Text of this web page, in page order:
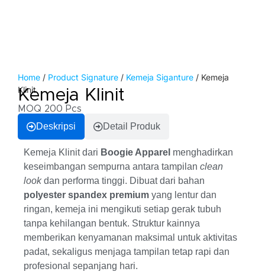
Home / Product Signature / Kemeja Siganture / Kemeja
Klinit
Kemeja Klinit
MOQ 200 Pcs
Deskripsi Detail Produk
Kemeja Klinit dari Boogie Apparel menghadirkan
keseimbangan sempurna antara tampilan clean
lookdan performa tinggi. Dibuat dari bahan
polyester spandex premium yang lentur dan
ringan, kemeja ini mengikuti setiap gerak tubuh
tanpa kehilangan bentuk. Struktur kainnya
memberikan kenyamanan maksimal untuk aktivitas
padat, sekaligus menjaga tampilan tetap rapi dan
profesional sepanjang hari.